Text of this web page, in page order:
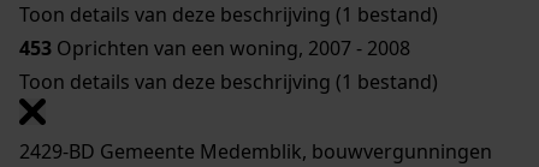
Toon details van deze beschrijving (1 bestand)
453 Oprichten van een woning, 2007 - 2008
Toon details van deze beschrijving (1 bestand)
2429-BD Gemeente Medemblik, bouwvergunningen